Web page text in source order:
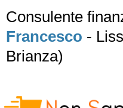
Consulente
Francesco -
Brianza)